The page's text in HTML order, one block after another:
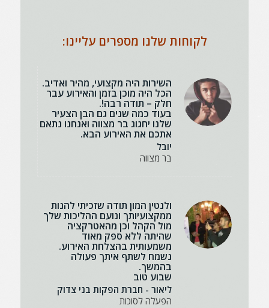
לקוחות שלנו מספרים עליינו:
השירות היה מקצועי, מהיר ואדיב.
הכל היה מוכן בזמן והאירוע עבר
חלק – תודה רבה!.
בעוד כמה שנים גם הבן הצעיר
שלנו יחגוג בר מצווה ואנחנו נתאם
אתכם את האירוע הבא.
יובל
בר מצווה
ולנטין המון תודה שזכיתי להנות
ממקצועיותך ונועם ההליכות שלך
מול הקהל וכן מהאטרקציה
שהיתה ללא ספק מאוד
משמעותית בהצלחת האירוע.
נשמח לשתף איתך פעולה
בהמשך.
שבוע טוב
ליאור - חברת הפקות בני צדוק
הפעלה לסוכות